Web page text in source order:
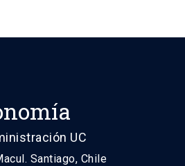
UC
Santiago, Chile